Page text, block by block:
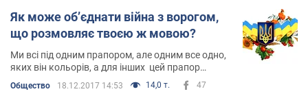
Як може об’єднати війна з ворогом,
що розмовляє твоєю ж мовою?
Ми всі під одним прапором, але одним все одно,
яких він кольорів, а для інших цей прапор
Общество 18.12.2017 14:53 14,0 т. 47